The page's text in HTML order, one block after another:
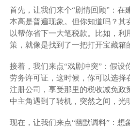
首先，让我们来个“剧情回顾”：在
本高是普遍现象。但你知道吗？其
以帮你省下一大笔税款。比如，利
策，就像是找到了一把打开宝藏箱
接着，我们来点“戏剧冲突”：假设
劳务许可证，这时候，你可以选择
注册公司，享受那里的税收减免政
中主角遇到了转机，突然之间，光
现在，让我们来点“幽默调料”：想